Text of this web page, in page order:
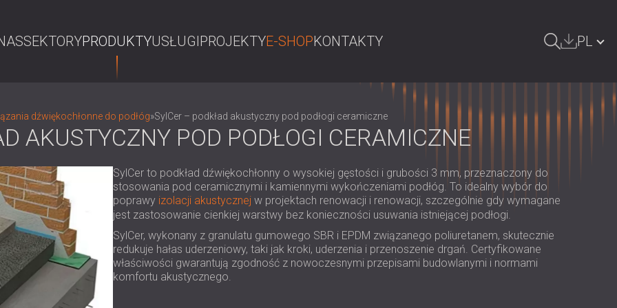
SEKTORYPRODUKTYUSŁUGIPROJEKTYE-SHOPKONTAKTY PL
ÖSTERREICH | AT
SRBIJA | RS
ROMÂNIA | RO
FINLAND | FI
dźwiękochłonne do podłóg»SylCer – podkład akustyczny pod podłogi ceramiczne
AKUSTYCZNY POD PODŁOGI CERAMICZNE
SylCer to podkład dźwiękochłonny o wysokiej gęstości i grubości 3 mm, przeznaczony do
stosowania pod ceramicznymi i kamiennymi wykończeniami podłóg. To idealny wybór do
poprawy izolacji akustycznejw projektach renowacji i renowacji, szczególnie gdy wymagane
jest zastosowanie cienkiej warstwy bez konieczności usuwania istniejącej podłogi.
SylCer, wykonany z granulatu gumowego SBR i EPDM związanego poliuretanem, skutecznie
redukuje hałas uderzeniowy, taki jak kroki, uderzenia i przenoszenie drgań. Certyfikowane
właściwości gwarantują zgodność z nowoczesnymi przepisami budowlanymi i normami
komfortu akustycznego.